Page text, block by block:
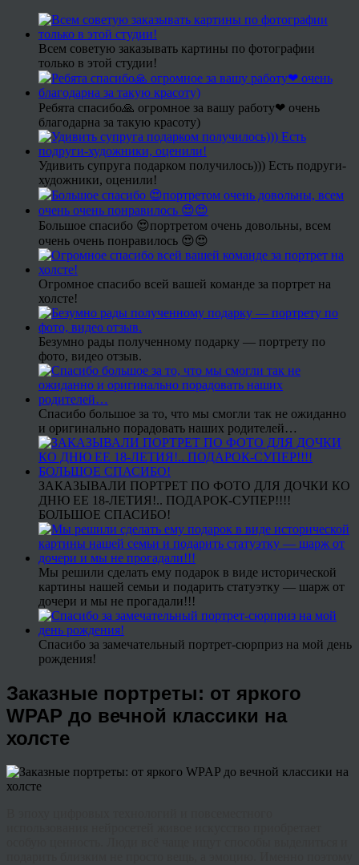
Всем советую заказывать картины по фотографии
только в этой студии!
Ребята спасибо🙏 огромное за вашу работу❤ очень
благодарна за такую красоту)
Удивить супруга подарком получилось))) Есть подруги-
художники, оценили!
Большое спасибо 😍портретом очень довольны, всем
очень очень понравилось 😍😍
Огромное спасибо всей вашей команде за портрет на
холсте!
Безумно рады полученному подарку — портрету по
фото, видео отзыв.
Спасибо большое за то, что мы смогли так не ожиданно
и оригинально порадовать наших родителей…
ЗАКАЗЫВАЛИ ПОРТРЕТ ПО ФОТО ДЛЯ ДОЧКИ КО
ДНЮ ЕЕ 18-ЛЕТИЯ!.. ПОДАРОК-СУПЕР!!!!
БОЛЬШОЕ СПАСИБО!
Мы решили сделать ему подарок в виде исторической
картины нашей семьи и подарить статуэтку — шарж от
дочери и мы не прогадали!!!
Спасибо за замечательный портрет-сюрприз на мой день
рождения!
Заказные портреты: от яркого
WPAP до вечной классики на
холсте